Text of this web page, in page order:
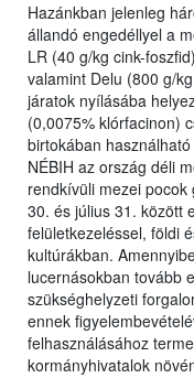
Hazánkban jelenleg
állandó engedéllyel a
LR (40 g/kg cink-
valamint Delu (800 g/
járatok nyílásába
(0,0075% klórfacinon)
birtokában
NÉBIH az ország déli
rendkívüli mezei
30. és július 31. között
felületkezeléssel, földi
kultúrákban.
lucernásokban tovább
szükséghelyzeti
ennek
felhasználásához
kormányhivatalok